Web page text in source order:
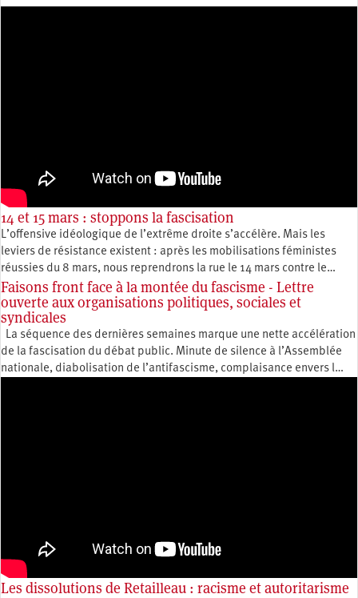
14 et 15 mars : stoppons la fascisation
L’offensive idéologique de l’extrême droite s’accélère. Mais les
leviers de résistance existent : après les mobilisations féministes
réussies du 8 mars, nous reprendrons la rue le 14 mars contre le…
Faisons front face à la montée du fascisme - Lettre
ouverte aux organisations politiques, sociales et
syndicales
La séquence des dernières semaines marque une nette accélération
de la fascisation du débat public. Minute de silence à l’Assemblée
nationale, diabolisation de l’antifascisme, complaisance envers l…
Les dissolutions de Retailleau : racisme et autoritarisme